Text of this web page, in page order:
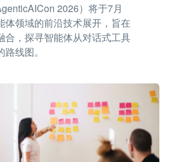
2026）将于7月
体领域的前沿技术展开，旨在
合，探寻智能体从对话式工具
线图。